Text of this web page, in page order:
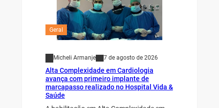
Geral
Micheli Armanje 7 de agosto de 2026
Alta Complexidade em Cardiologia
avança com primeiro implante de
marcapasso realizado no Hospital Vida &
Saúde